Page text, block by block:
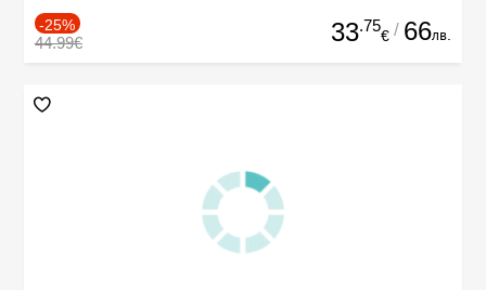
-25%
44.99€ 33.75
€ / 66лв.